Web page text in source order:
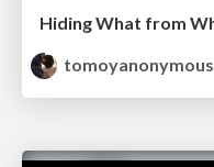
tomoyanonymous